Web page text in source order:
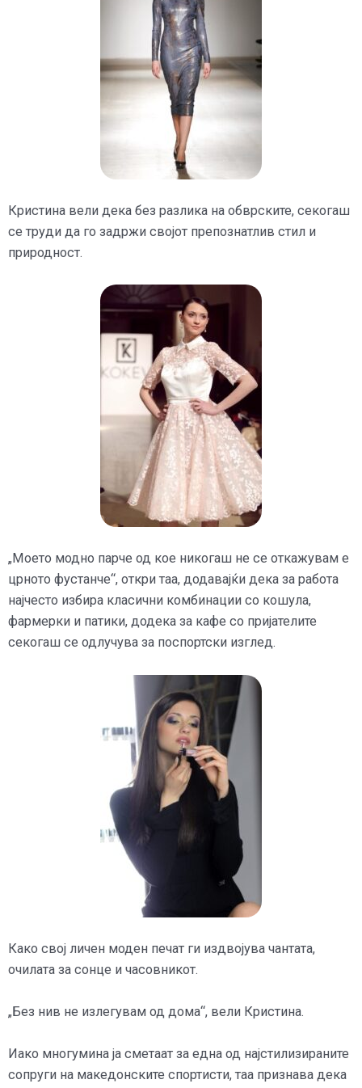
Кристина вели дека без разлика на обврските, секогаш
се труди да го задржи својот препознатлив стил и
природност.
„Моето модно парче од кое никогаш не се откажувам е
црното фустанче“, откри таа, додавајќи дека за работа
најчесто избира класични комбинации со кошула,
фармерки и патики, додека за кафе со пријателите
секогаш се одлучува за поспортски изглед.
Како свој личен моден печат ги издвојува чантата,
очилата за сонце и часовникот.
„Без нив не излегувам од дома“, вели Кристина.
Иако многумина ја сметаат за една од најстилизираните
сопруги на македонските спортисти, таа признава дека